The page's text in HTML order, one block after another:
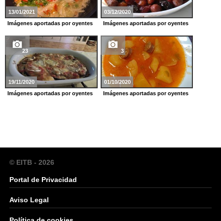
13/01/2021
Imágenes aportadas por oyentes
03/12/2020
Imágenes aportadas por oyentes
23
19/11/2020
Imágenes aportadas por oyentes
3
01/10/2020
Imágenes aportadas por oyentes
© EITB - 2026
Portal de Privacidad
Aviso Legal